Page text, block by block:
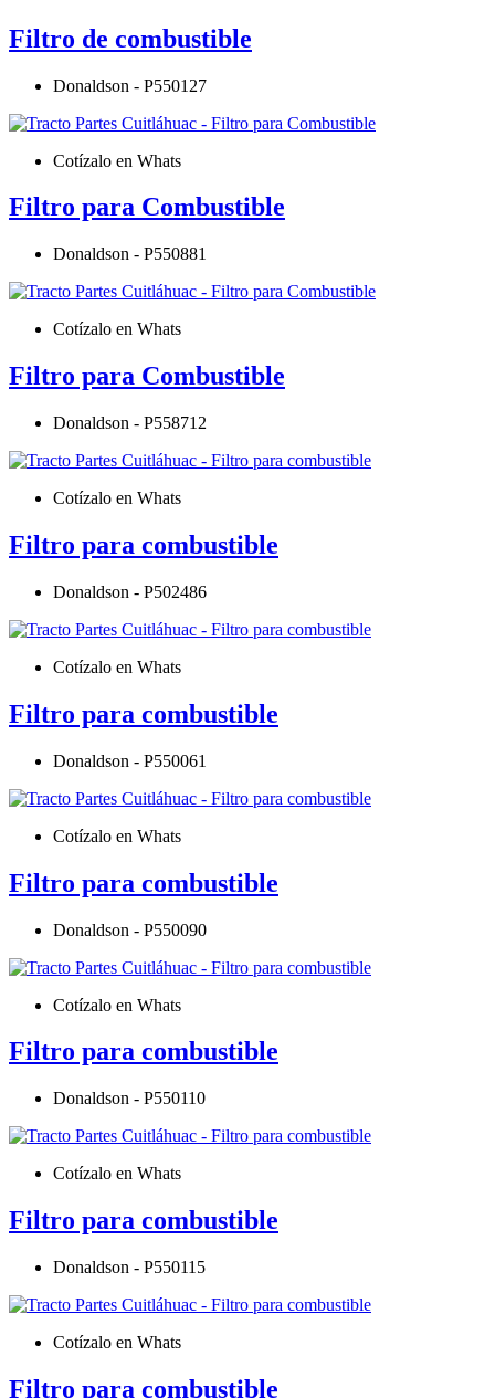
Filtro de combustible
Donaldson - P550127
Cotízalo en Whats
Filtro para Combustible
Donaldson - P550881
Cotízalo en Whats
Filtro para Combustible
Donaldson - P558712
Cotízalo en Whats
Filtro para combustible
Donaldson - P502486
Cotízalo en Whats
Filtro para combustible
Donaldson - P550061
Cotízalo en Whats
Filtro para combustible
Donaldson - P550090
Cotízalo en Whats
Filtro para combustible
Donaldson - P550110
Cotízalo en Whats
Filtro para combustible
Donaldson - P550115
Cotízalo en Whats
Filtro para combustible